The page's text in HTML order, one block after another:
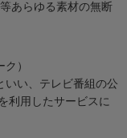
あらゆる素材の無断
）
いい、テレビ番組の公
利用したサービスに